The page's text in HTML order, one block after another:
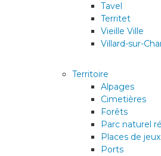
Tavel
Territet
Vieille Ville
Villard-sur-
Territoire
Alpages
Cimetières
Forêts
Parc naturel
Places de
Ports